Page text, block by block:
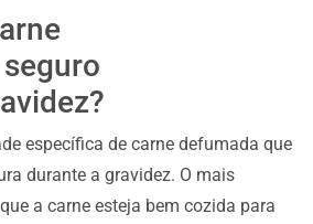
específica de carne defumada que
durante a gravidez. O mais
a carne esteja bem cozida para